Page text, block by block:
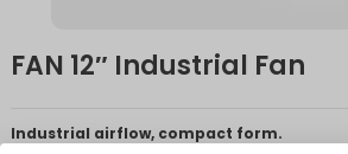
FAN 12″ Industrial Fan
Industrial airflow, compact form.